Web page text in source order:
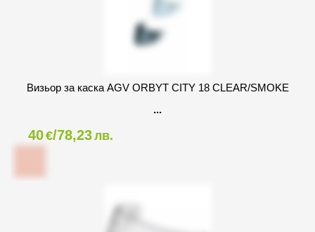
Визьор за каска AGV ORBYT CITY 18 CLEAR/SMOKE
40€/78,23лв.